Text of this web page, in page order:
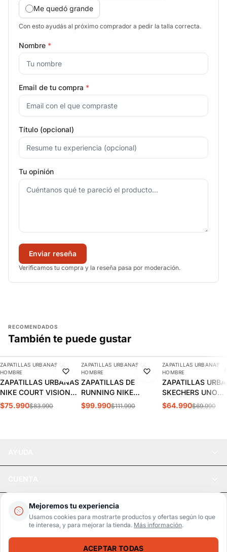
Mejoremos tu experiencia
Usamos cookies para mostrarte productos y ofertas según lo que
te interesa, y para mejorar la tienda. Más información.
ACEPTAR TODAS
Me quedó grande
Con esto ayudás al próximo comprador a pedir la talla correcta.
Nombre *
Email de tu compra *
Título (opcional)
Tu opinión
Enviar reseña
Verificamos tu compra y la reseña pasa por moderación.
RECOMENDADOS
También te puede gustar
-10%
AGREGAR
ZAPATILLAS URBANAS DE
HOMBRE
ZAPATILLAS URBANAS
NIKE COURT VISION
LOW HOMBRE |
$75.990$83.990
-11%
AGREGAR
ZAPATILLAS URBANAS DE
HOMBRE
ZAPATILLAS DE
RUNNING NIKE
INITIATOR HOMBRE |
$99.990$111.990
-7%
ZAPATILLAS URBANAS
HOMBRE
ZAPATILLAS
SKECHERS UNO
STAND HOMBRE |
$64.990$69.990
LEGAL
Pago seguro SSL / Datos protegidos